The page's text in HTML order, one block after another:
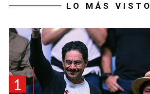
LO MÁS VISTO
1